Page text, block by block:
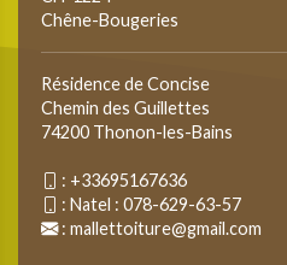
Chêne-Bougeries
Résidence de Concise
Chemin des Guillettes
74200 Thonon-les-Bains
: +33695167636
: Natel : 078-629-63-57
: mallettoiture@gmail.com